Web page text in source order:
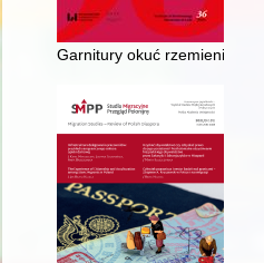
Garnitury okuć rzemieni i